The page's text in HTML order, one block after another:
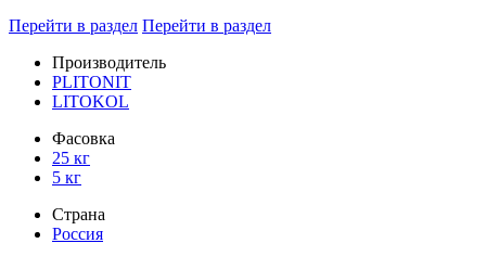
Перейти в раздел Перейти в раздел
Производитель
PLITONIT
LITOKOL
Фасовка
25 кг
5 кг
Страна
Россия